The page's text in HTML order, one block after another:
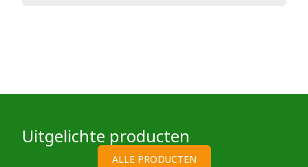
Uitgelichte producten
ALLE PRODUCTEN